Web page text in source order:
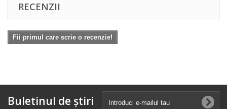
RECENZII
Fii primul care scrie o recenzie!
Buletinul de știri